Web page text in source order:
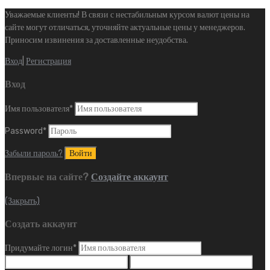
Уважаемые клиенты! В связи с нестабильным курсом валют цены на
сайте могут отличаться, уточняйте актуальные цены у менеджеров.
Приносим извинения за доставленные неудобства.
Вход Регистрация
Вход
Имя пользователя*
Password*
Забыли пароль?
Впервые на сайте? Создайте аккаунт
(Закрыть)
Создать аккаунт
Придумайте логин*